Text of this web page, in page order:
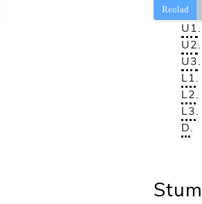
Reolad
U1.
U2.
U3.
L1.
L2.
L3.
D.